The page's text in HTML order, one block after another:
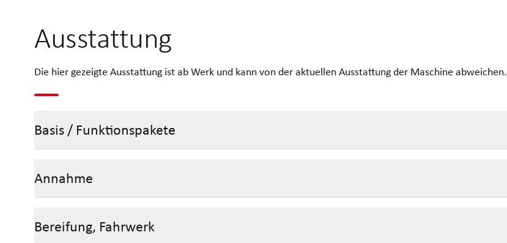
Ausstattung
Die hier gezeigte Ausstattung ist ab Werk und kann von der aktuellen Ausstattung der Maschine abweichen.
Basis / Funktionspakete
Annahme
Bereifung, Fahrwerk